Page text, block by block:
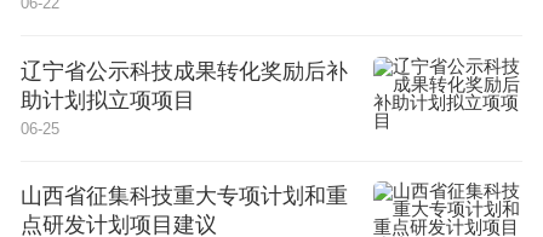
辽宁省公示科技成果转化奖励后补
助计划拟立项项目
06-25
山西省征集科技重大专项计划和重
点研发计划项目建议